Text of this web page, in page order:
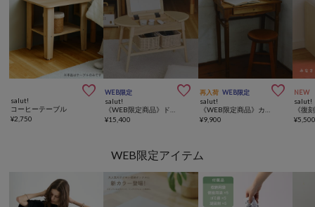

salut!
コーヒーテーブル
¥2,750
WEB限定 
salut!
¥15,400
再入荷 WEB限定 
salut!
¥9,900
NEW
salut!
¥
WEB限定アイテム